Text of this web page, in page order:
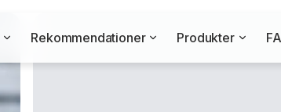
Rekommendationer Produkter